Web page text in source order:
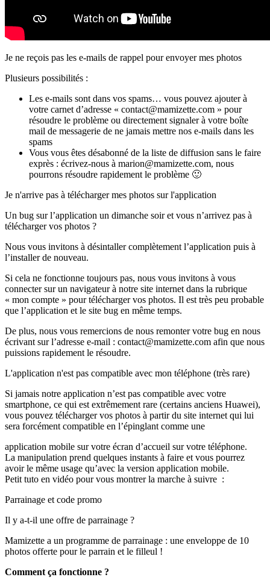
Je ne reçois pas les e-mails de rappel pour envoyer mes photos
Plusieurs possibilités :
Les e-mails sont dans vos spams… vous pouvez ajouter à
votre carnet d’adresse « contact@mamizette.com » pour
résoudre le problème ou directement signaler à votre boîte
mail de messagerie de ne jamais mettre nos e-mails dans les
spams
Vous vous êtes désabonné de la liste de diffusion sans le faire
exprès : écrivez-nous à marion@mamizette.com, nous
pourrons résoudre rapidement le problème 🙂
Je n'arrive pas à télécharger mes photos sur l'application
Un bug sur l’application un dimanche soir et vous n’arrivez pas à
télécharger vos photos ?
Nous vous invitons à désintaller complètement l’application puis à
l’installer de nouveau.
Si cela ne fonctionne toujours pas, nous vous invitons à vous
connecter sur un navigateur à notre site internet dans la rubrique
« mon compte » pour télécharger vos photos. Il est très peu probable
que l’application et le site bug en même temps.
De plus, nous vous remercions de nous remonter votre bug en nous
écrivant sur l’adresse e-mail : contact@mamizette.com afin que nous
puissions rapidement le résoudre.
L'application n'est pas compatible avec mon téléphone (très rare)
Si jamais notre application n’est pas compatible avec votre
smartphone, ce qui est extrêmement rare (certains anciens Huawei),
vous pouvez télécharger vos photos à partir du site internet qui lui
sera forcément compatible en l’épinglant comme une
application mobile sur votre écran d’accueil sur votre téléphone.
La manipulation prend quelques instants à faire et vous pourrez
avoir le même usage qu’avec la version application mobile.
Petit tuto en vidéo pour vous montrer la marche à suivre :
Parrainage et code promo
Il y a-t-il une offre de parrainage ?
Mamizette a un programme de parrainage : une enveloppe de 10
photos offerte pour le parrain et le filleul !
Comment ça fonctionne ?